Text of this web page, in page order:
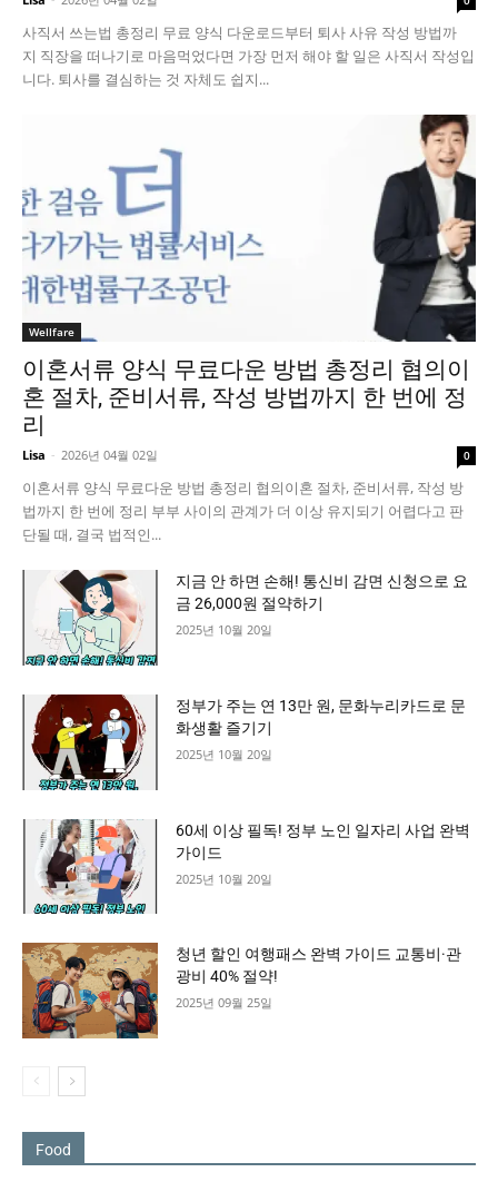
사직서 쓰는법 총정리 무료 양식 다운로드부터 퇴사 사유 작성 방법까
지 직장을 떠나기로 마음먹었다면 가장 먼저 해야 할 일은 사직서 작성입
니다. 퇴사를 결심하는 것 자체도 쉽지...
Wellfare
이혼서류 양식 무료다운 방법 총정리 협의이
혼 절차, 준비서류, 작성 방법까지 한 번에 정
리
Lisa - 2026년 04월 02일 0
이혼서류 양식 무료다운 방법 총정리 협의이혼 절차, 준비서류, 작성 방
법까지 한 번에 정리 부부 사이의 관계가 더 이상 유지되기 어렵다고 판
단될 때, 결국 법적인...
지금 안 하면 손해! 통신비 감면 신청으로 요
금 26,000원 절약하기
2025년 10월 20일
정부가 주는 연 13만 원, 문화누리카드로 문
화생활 즐기기
2025년 10월 20일
60세 이상 필독! 정부 노인 일자리 사업 완벽
가이드
2025년 10월 20일
청년 할인 여행패스 완벽 가이드 교통비·관
광비 40% 절약!
2025년 09월 25일
Food